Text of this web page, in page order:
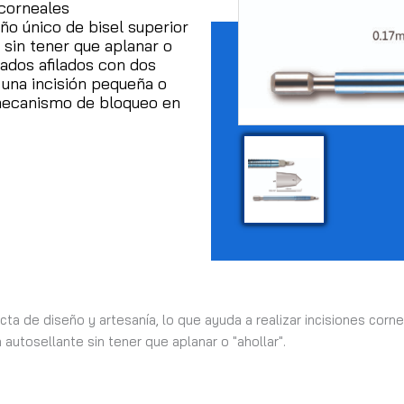
único de bisel superior
tener que aplanar o
afilados con dos
incisión pequeña o
de bloqueo en
de diseño y artesanía, lo que ayuda a realizar incisiones
sin tener que aplanar o "ahollar".